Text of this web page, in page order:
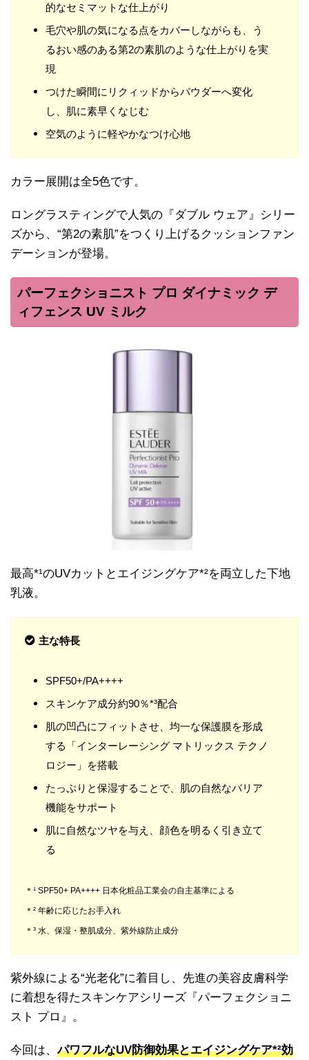
的なセミマットな仕上がり
毛穴や肌の気になる点をカバーしながらも、う
るおい感のある第2の素肌のような仕上がりを実
現
つけた瞬間にリクィッドからパウダーへ変化
し、肌に素早くなじむ
空気のように軽やかなつけ心地
カラー展開は全5色です。
ロングラスティングで人気の『ダブル ウェア』シリー
ズから、“第2の素肌”をつくり上げるクッションファン
デーションが登場。
パーフェクショニスト プロ ダイナミック デ
ィフェンス UV ミルク
最高*¹のUVカットとエイジングケア*²を両立した下地
乳液。
主な特長
SPF50+/PA++++
スキンケア成分約90％*³配合
肌の凹凸にフィットさせ、均一な保護膜を形成
する「インターレーシング マトリックス テクノ
ロジー」を搭載
たっぷりと保湿することで、肌の自然なバリア
機能をサポート
肌に自然なツヤを与え、顔色を明るく引き立て
る
＊¹ SPF50+ PA++++ 日本化粧品工業会の自主基準による
＊² 年齢に応じたお手入れ
＊³ 水、保湿・整肌成分、紫外線防止成分
紫外線による“光老化”に着目し、先進の美容皮膚科学
に着想を得たスキンケアシリーズ『パーフェクショニ
スト プロ』。
今回は、パワフルなUV防御効果とエイジングケア*²効